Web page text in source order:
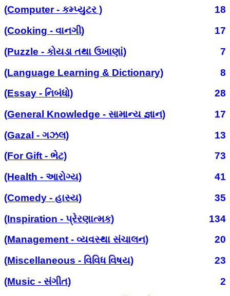
(Computer - કમ્પ્યુટર )
18
(Cooking - વાનગી)
17
(Puzzle - કોયડા તથા ઉખાણાં)
7
(Language Learning & Dictionary)
8
(Essay - નિબંધો)
28
(General Knowledge - સામાન્ય જ્ઞાન)
17
(Gazal - ગઝલ)
13
(For Gift - ભેટ)
73
(Health - આરોગ્ય)
41
(Comedy - હાસ્ય)
35
(Inspiration - પ્રેરણાત્મક)
134
(Management - વ્યવસ્થા સંચાલન)
20
(Miscellaneous - વિવિધ વિષય)
23
(Music - સંગીત)
2